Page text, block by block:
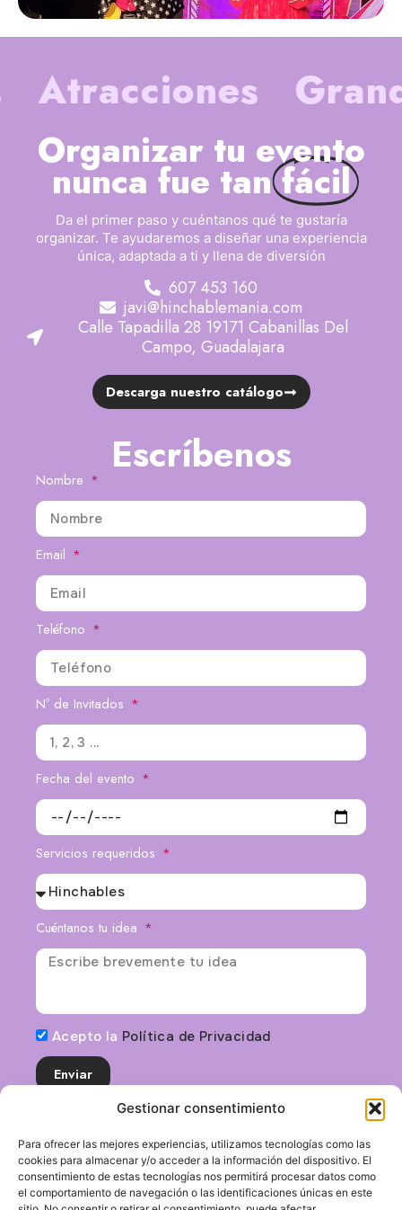
Gestionar consentimiento
Para ofrecer las mejores experiencias, utilizamos tecnologías como las
cookies para almacenar y/o acceder a la información del dispositivo. El
consentimiento de estas tecnologías nos permitirá procesar datos como
el comportamiento de navegación o las identificaciones únicas en este
Atracciones
Escríbenos
Email
Teléfono
Nº de Invitados
Fecha del evento
Servicios requeridos
Cuéntanos tu idea
Enviar
Da el primer paso y cuéntanos qué te gustaría
organizar. Te ayudaremos a diseñar una experiencia
única, adaptada a ti y llena de diversión
607 453 160
javi@hinchablemania.com
Calle Tapadilla 28 19171 Cabanillas Del
Campo, Guadalajara
Descarga nuestro catálogo
Organizar tu evento
nunca fue tan fácil